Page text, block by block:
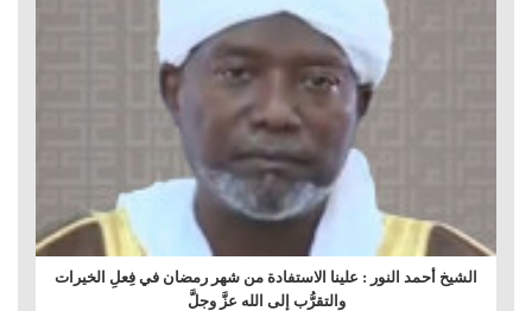
الشيخ أحمد النور : علينا الاستفادة من شهر رمضان في فِعلِ الخيرات
والتقرُّب إلى الله عزَّ وجلَّ